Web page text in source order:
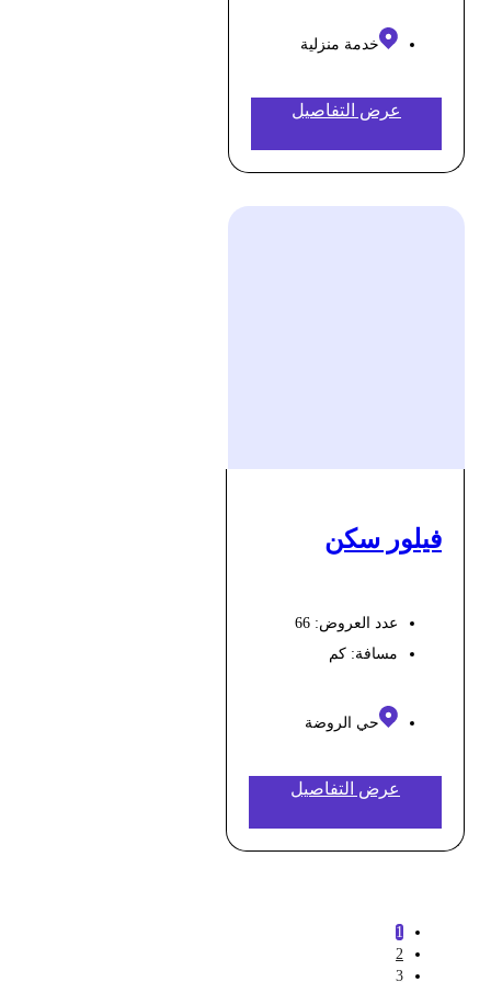
خدمة منزلية
عرض التفاصيل
فيلور سكن
عدد العروض: 66
مسافة:كم
حي الروضة
عرض التفاصيل